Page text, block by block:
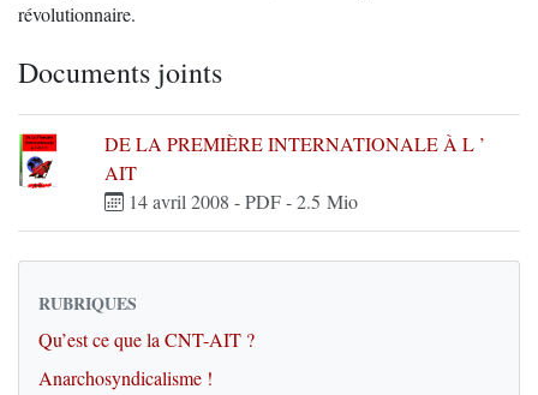
révolutionnaire.
Documents joints
DE LA PREMIÈRE INTERNATIONALE À L ’
AIT
14 avril 2008 -PDF-2.5 Mio
RUBRIQUES
Qu’est ce que la CNT-AIT ?
Anarchosyndicalisme !